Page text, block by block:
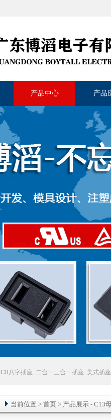
产品中心 产品
C8八字插座 二合一三合一插座 美式插座
当前位置 > 首页 > 产品展示 - C13